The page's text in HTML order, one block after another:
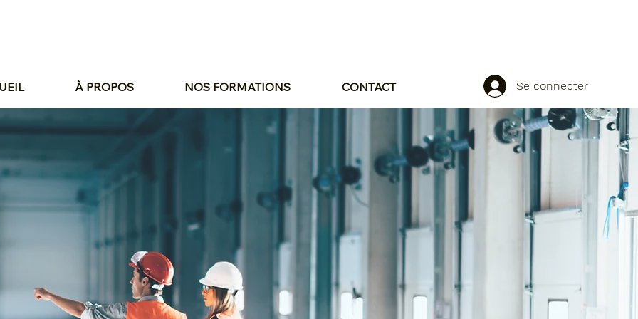
À PROPOS NOS FORMATIONS CONTACT Se connecter